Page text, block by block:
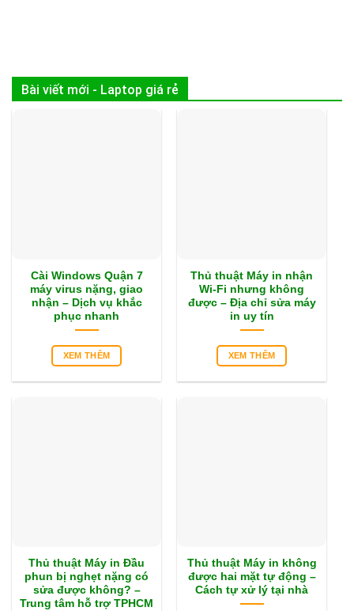
Bài viết mới - Laptop giá rẻ
Cài Windows Quận 7
máy virus nặng, giao
nhận – Dịch vụ khắc
phục nhanh
XEM THÊM
Thủ thuật Máy in nhận
Wi-Fi nhưng không
được – Địa chỉ sửa máy
in uy tín
XEM THÊM
Thủ thuật Máy in Đầu
phun bị nghẹt nặng có
sửa được không? –
Trung tâm hỗ trợ TPHCM
Thủ thuật Máy in không
được hai mặt tự động –
Cách tự xử lý tại nhà